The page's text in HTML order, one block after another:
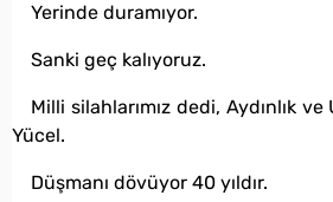
Yerinde duramıyor.
Sanki geç kalıyoruz.
Milli silahlarımız dedi, Aydınlık
Yücel.
Düşmanı dövüyor 40 yıldır.